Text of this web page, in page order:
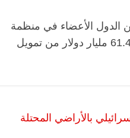
الدول الأعضاء في منظمة
التعاون الإسلامي، وبدأت عملياتها التشغيلية في يناير 2008، إذ قدّمت حوالي 61.41 مليار دولار من تمويل
بالأراضي المحتلة